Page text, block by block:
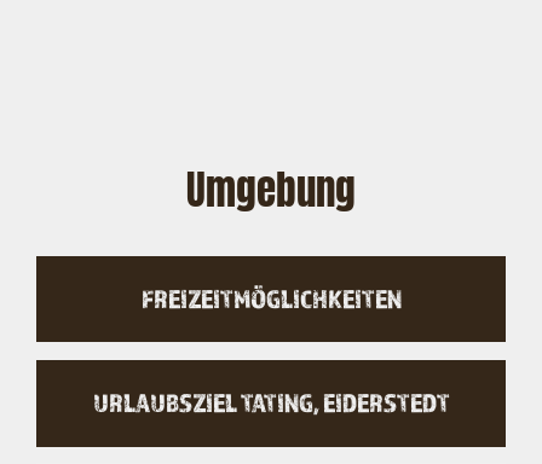
Umgebung
FREIZEITMÖGLICHKEITEN
URLAUBSZIEL TATING, EIDERSTEDT